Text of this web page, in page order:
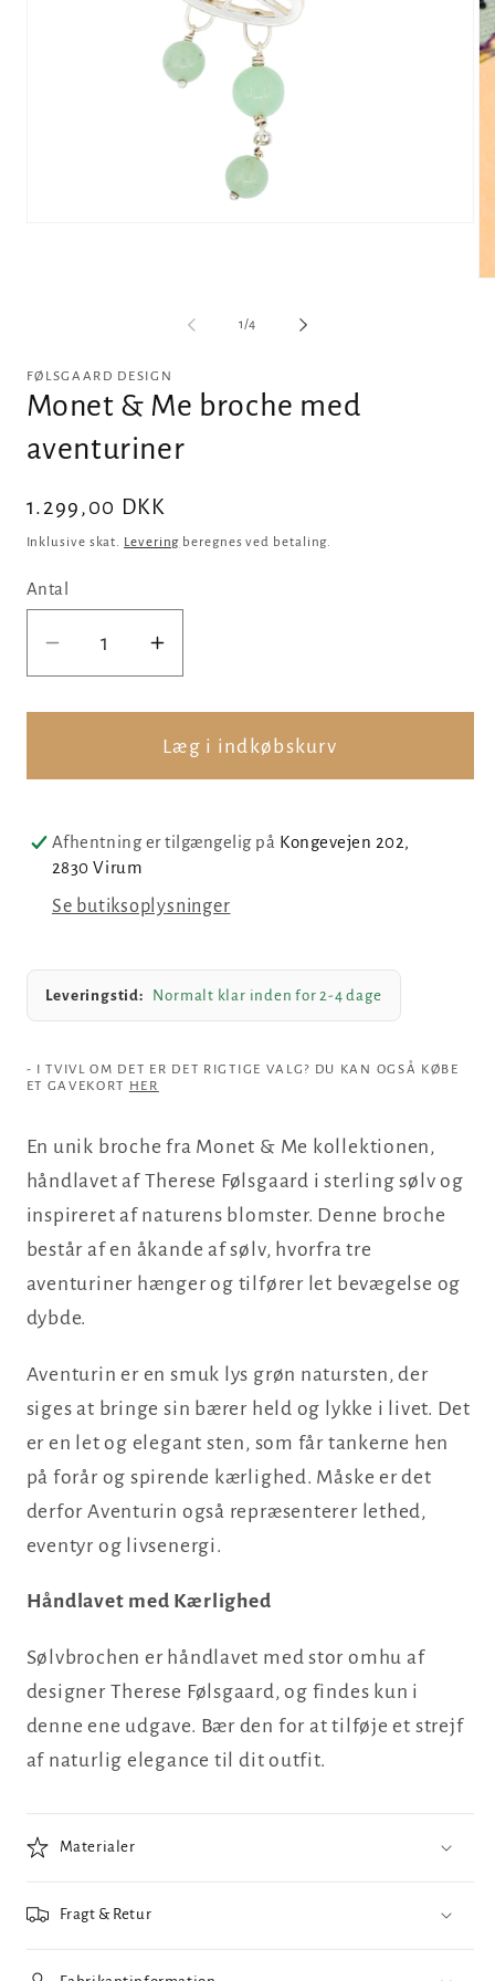
1/af
4
FØLSGAARD DESIGN
Monet & Me broche med
aventuriner
Normalpris
1.299,00 DKK
Inklusive skat. Levering beregnes ved betaling.
Antal
Reducer
antallet
for
&amp;
broche
med
aventuriner
Øg
antallet
for
Monet
&amp;
broche
aventuriner
Læg i indkøbskurv
Afhentning er tilgængelig på Kongevejen 202,
2830 Virum
Se butiksoplysninger
Leveringstid: Normalt klar inden for 2-4 dage
- I TVIVL OM DET ER DET RIGTIGE VALG? DU KAN OGSÅ KØBE
ET GAVEKORT HER
En unik broche fra Monet & Me kollektionen,
håndlavet af Therese Følsgaard i sterling sølv og
inspireret af naturens blomster. Denne broche
består af en åkande af sølv, hvorfra tre
aventuriner hænger og tilfører let bevægelse og
dybde.
Aventurin er en smuk lys grøn natursten, der
siges at bringe sin bærer held og lykke i livet. Det
er en let og elegant sten, som får tankerne hen
på forår og spirende kærlighed. Måske er det
derfor Aventurin også repræsenterer lethed,
eventyr og livsenergi.
Håndlavet med Kærlighed
Sølvbrochen er håndlavet med stor omhu af
designer Therese Følsgaard, og findes kun i
denne ene udgave. Bær den for at tilføje et strejf
af naturlig elegance til dit outfit.
Materialer
Fragt & Retur